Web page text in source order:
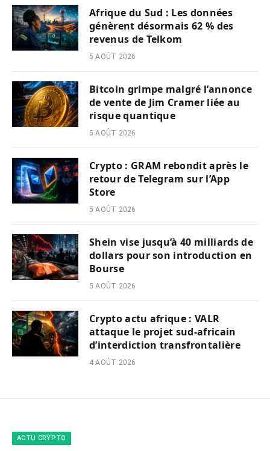
Afrique du Sud : Les données
génèrent désormais 62 % des
revenus de Telkom
5 AOÛT 2026
Bitcoin grimpe malgré l’annonce
de vente de Jim Cramer liée au
risque quantique
5 AOÛT 2026
Crypto : GRAM rebondit après le
retour de Telegram sur l’App
Store
5 AOÛT 2026
Shein vise jusqu’à 40 milliards de
dollars pour son introduction en
Bourse
5 AOÛT 2026
Crypto actu afrique : VALR
attaque le projet sud-africain
d’interdiction transfrontalière
4 AOÛT 2026
ACTU CRYPTO